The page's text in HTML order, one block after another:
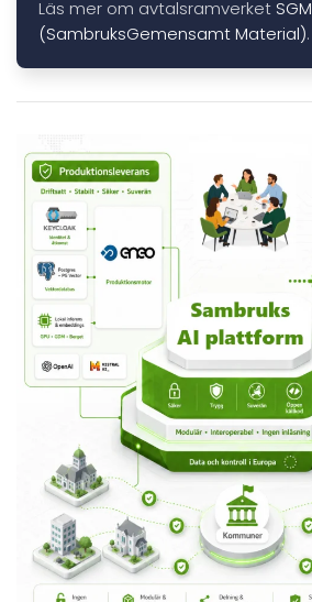
Läs mer om avtalsramverket SGM
(SambruksGemensamt Material).